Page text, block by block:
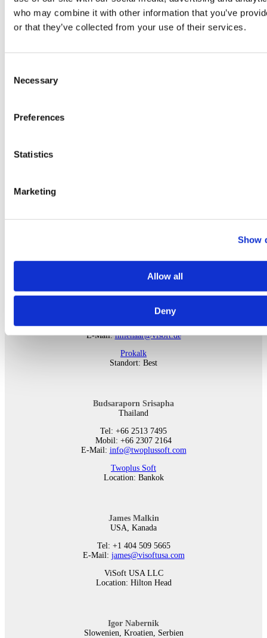
who may combine it with other information that you’ve
or that they’ve collected from your use of their services.
Selection
Necessary
Preferences
Statistics
Marketing
Show
Allow all
Deny
E-Mail:brigadir@visoft.de
Niederlande
Tel: +31 0499 870043
Fax: +31 084 0039953
E-Mail:hillenaar@visoft.de
Prokalk
Standort: Best
Budsaraporn Srisapha
Thailand
Tel: +66 2513 7495
Mobil: +66 2307 2164
E-Mail: info@twoplussoft.com
Twoplus Soft
Location: Bankok
James Malkin
USA, Kanada
Tel: +1 404 509 5665
E-Mail: james@visoftusa.com
ViSoft USA LLC
Location: Hilton Head
Igor Nabernik
Slowenien, Kroatien, Serbien